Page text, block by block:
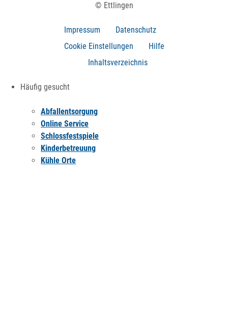
© Ettlingen
Impressum
Datenschutz
Cookie Einstellungen
Hilfe
Inhaltsverzeichnis
Häufig gesucht
Abfallentsorgung
Online Service
Schlossfestspiele
Kinderbetreuung
Kühle Orte